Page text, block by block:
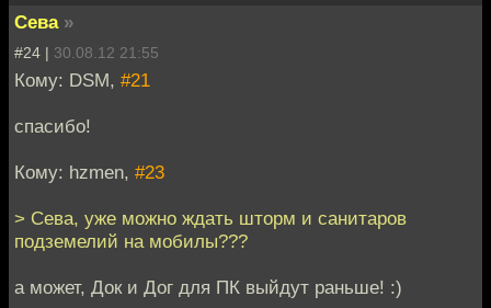
Сева »
#24 | 30.08.12 21:55
Кому: DSM, #21
спасибо!
Кому: hzmen, #23
> Сева, уже можно ждать шторм и санитаров
подземелий на мобилы???
а может, Док и Дог для ПК выйдут раньше! :)